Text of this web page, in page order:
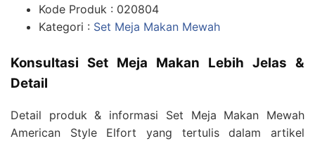
Kode Produk : 020804
Kategori : Set Meja Makan Mewah
Konsultasi Set Meja Makan Lebih Jelas &
Detail
Detail produk & informasi Set Meja Makan Mewah
American Style Elfort yang tertulis dalam artikel